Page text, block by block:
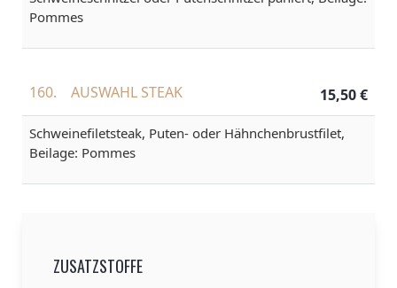
Pommes
160. AUSWAHL STEAK 15,50 €
Schweinefiletsteak, Puten- oder Hähnchenbrustfilet,
Beilage: Pommes
ZUSATZSTOFFE